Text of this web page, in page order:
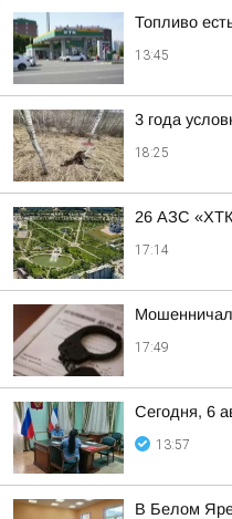
Топливо
13:45
3 года
18:25
26 АЗС
17:14
17:49
Сегодня, 6
13:57
В Белом Яре